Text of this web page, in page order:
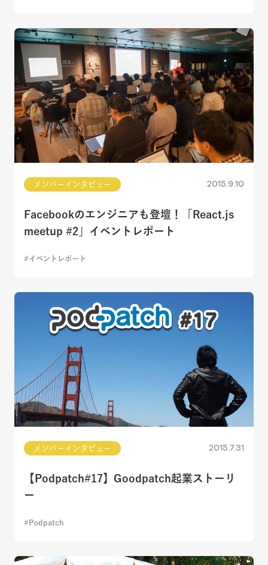
メンバーインタビュー 2015.9.10
Facebookのエンジニアも登壇！「React.js
meetup #2」イベントレポート
イベントレポート
メンバーインタビュー 2015.7.31
【Podpatch#17】Goodpatch起業ストーリ
ー
Podpatch